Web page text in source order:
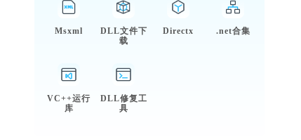
Msxml
DLL文件下
载
Directx .net合集
VC++运行
库
DLL修复工
具